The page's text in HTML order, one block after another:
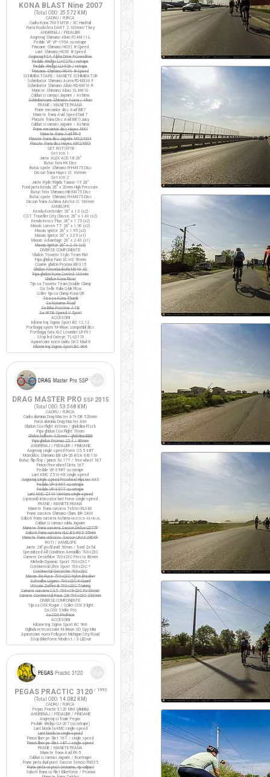
KONA BLAST Nine 2007
(Total ODO: 25.572 KM )
CADRU / FURCA
Cadru Kona 7005 MTB / XC Hardtail
Furca Rockshox DART 2 100mm/T.key
ANGRENAJ / PEDALIER
Angrenaj Shimano Alivio FC-M411-L
Pedale VP VP-199A cu ratrape
Pinioane Shimano HG51 8-Speed
Lant Shimano HG50 8-Speed
Angrenaj FSA Alpha Drive Powerdrive
Pedale Wellgo LU-C27G / ratrape
Pedale Wellgo LU-926 / ratrape
Pinioane Shimano HG40 8-Speed
SCHIMBATOARE / MANETE SCHIMBATOR
Schimbator Shimano Acera FD-M330 F
Schimbator Shimano Alivio RD-M410 R
Manete Shimano Alivio SL-M410
Cabluri si camasi Jagwire / Ashima
Schimbatoare Shimano Acera / Alivio
FRANE / MANETE FRANA
Frane mecanice disc Avid BB7
Manete frana Avid Speed Dial 7
Placute frana Disc Avid BB7/Juicy
Cabluri si camasi Jagwire / Ashima
Frane mecanice disc Hayes MX4
Manete frana Avid FR-5
Placute frana disc Jagwire MX2/MX4
Placute frana disc Hayes MX2/MX4
SET ROTI MTB
Set roti 1:
Jante ALEX ACE-18 26"
Butuc fata KK Disc
Butuc spate Shimano FH-M475 Disc
Discuri frana Hayes IS 160mm
Set roti 2:
Jante Ryde/Rigida Taurus-19 26"
Fond janta Kenda 26" x 20mm High Pressure
Butuc fata Shimano HB-M475 Disc
Butuc spate Shimano FH-M475 Disc
Discuri frana Ashima Airotor IS 160mm
ANVELOPE
Kenda Kontender 26" x 1.0 (x2)
CST Traveller City Classic 26" x 1.40 (x2)
Kenda Kross Plus 26" x 1.75 (x2)
Maxxis Larsen TT 26" x 1.90 (x2)
Maxxis Ignitor 26" x 1.95 (x2)
Maxxis Ignitor 26" x 2.35 (x1)
Maxxis Advantage 26" x 2.40 (x1)
Maxxis Ignitor 26" x 2.10 (x2)
DIVERSE COMPONENTE
Ghidon Truvativ Stylo Team Flat
Pipa ghidon Funn XC HS 90mm
Coarne ghidon Promax BE-315
Ghidon Amoeba Borla M310 XC
Pipa ghidon Kona Control 100mm
Ghidon Kona Riser
Tija sa Truvativ Team Double Clamp
Sa Selle Italia Q-bik Flow
Colier tija sa Clamp Kona QR
Tisa sa Kona Thumb
Sa Noname Road
Sa Bike Positive ATB
Sa WTB Speed V Sport
ACCESORII
Kilometraj Sigma Sport BC 12.12
Portbagaj spate M-Wave compatibil disc
Portbagaj fata XLC Lowrider LR-F01
Stop led Cateye TL-LD170
Aparatoare noroi cadru SKS Mud-X
Kilometraj Sigma Sport BC 906
DRAG MASTER PRO SSP 2015
(Total ODO: 53.568 KM )
CADRU / FURCA
Cadru aluminiu Drag Master A7+ DB 520mm
Furca aluminiu Drag Master A6+
Ghidon Cox Flight 400mm / ghidolina Fi'zi:k
Pipa ghidon Cox Flight 70mm
Ghidon bullhorn 420mm / ghidolina BBB
Pipa ghidon Promax 25.4 / 80mm
ANGRENAJ / PEDALIER / PINIOANE
Angrenaj single speed Force C5.5 48T
Monobloc Shimano BB UN-26 BSA 68/110
Butuc flip-flop / pinion fix 17T / freewheel 16T
Pinion Freewheel Dicta 16T
Pedale VP-398T cu ratrape
Lant KMC Z510-HX single-speed
Angrenaj single speed Prowheel Hipster 44T
Pedale VP-399T cu ratrape
Pedale VP-397T cu ratrape
Lant KMC Z410 Ventura single-speed
(optional) Intinzator lant Force single-speed
FRANE / MANETE FRANA
Manete frana cursiera Tektro RL340
Frane cursiera Shimano Claris BR-2400
Saboti frana cursiera AshimaARS72CR-M-HU-AL
Cabluri si camasi cablu Jagwire
Manete frana cursiera Saccon Dekor LD77P
Saboti frana cursiera XLC BS-R05 55mm
Manete frana ciclocros Saccon LRA329D4P
ROTI / ANVELOPE
Jante 28" profil inalt 50mm / fond Zefal
Specialized All Condition Armadillo 700x23C
Camere Decathlon 700x23C Presta 80mm
Michelin Dynamic Sport 700x23C *
Continental Ultra Sport 700x23C *
Continental Gatorskin 700x23C
Maxxis Re-Fuse 700x23C Nylon Breaker
Schwalbe Lugano 700x23C K-Guard
Vittoria Zaffiro III 700x23C Training
Camere cursiera CST 700x19-23C FV 60mm
Camere Continental Race 28 700x23C S60mm
DIVERSE COMPONENTE
Tija sa COX Rogue / Colier COX X-light
Sa COX Strike Pro
Sa COX ProRace
ACCESORII
Kilometraj Sigma Sport BC 906
Oglinda retrovizoare M-Wave 3D Spy Mini
Aparatoare noroi Polisport Michigan City/Road
Stop BikeForce Modest / 3 LED-uri
PEGAS PRACTIC 3120/ 1992
(Total ODO: 14.082 KM )
CADRU / FURCA
Pegas Practic 3120 Mixt (pliabila)
ANGRENAJ / PEDALIER / PINIOANE
Angrenaj si foaie Pegas
Pedale Wellgo LU-207 (cu ratrape)
Lant bicicleta KMC single-speed
Lant bicicleta single-speed
Pinion liber pe filet 16T / single speed
Pinion liber pe filet 18T / single speed
FRANE / MANETE FRANA
Manete frana Avid FR-5
Cabluri si camasi Jagwire / Bontrager
Frane janta dual pivot Saccon Sencro FN335
Frane janta cu pivot (noname, tip caliper)
Saboti frana cu filet BikeForce / Promax